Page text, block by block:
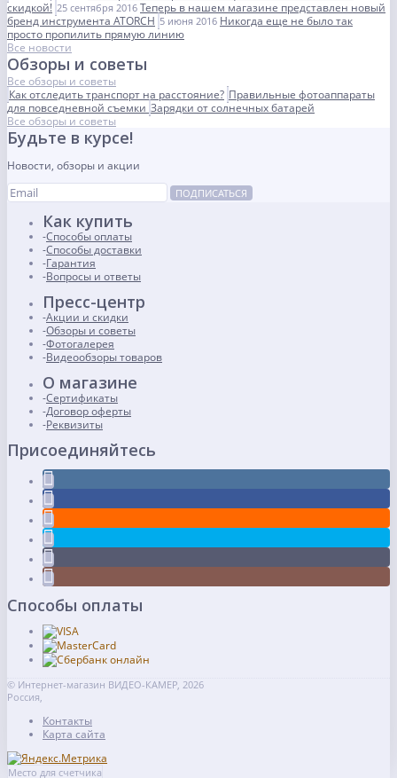
скидкой! 25 сентября 2016 Теперь в нашем магазине представлен новый
бренд инструмента ATORCH 5 июня 2016 Никогда еще не было так
просто пропилить прямую линию
Все новости
Обзоры и советы
Все обзоры и советы
Как отследить транспорт на расстояние? Правильные фотоаппараты
для повседневной съемки Зарядки от солнечных батарей
Все обзоры и советы
Будьте в курсе!
Новости, обзоры и акции
ПОДПИСАТЬСЯ
Как купить
Способы оплаты
Способы доставки
Гарантия
Вопросы и ответы
Пресс-центр
Акции и скидки
Обзоры и советы
Фотогалерея
Видеообзоры товаров
О магазине
Сертификаты
Договор оферты
Реквизиты
Присоединяйтесь
Способы оплаты
© Интернет-магазин ВИДЕО-КАМЕР, 2026
Россия,
Контакты
Карта сайта
Место для счетчика